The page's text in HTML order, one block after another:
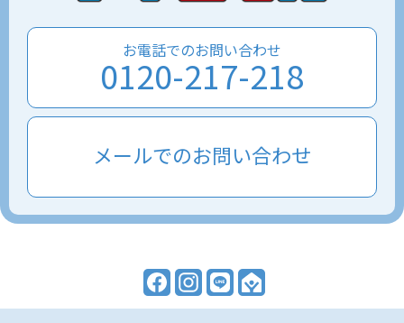
お電話でのお問い合わせ
0120-217-218
メールでのお問い合わせ